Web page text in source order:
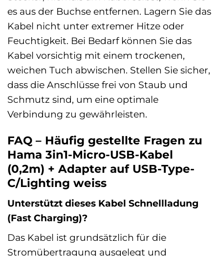
es aus der Buchse entfernen. Lagern Sie das
Kabel nicht unter extremer Hitze oder
Feuchtigkeit. Bei Bedarf können Sie das
Kabel vorsichtig mit einem trockenen,
weichen Tuch abwischen. Stellen Sie sicher,
dass die Anschlüsse frei von Staub und
Schmutz sind, um eine optimale
Verbindung zu gewährleisten.
FAQ – Häufig gestellte Fragen zu
Hama 3in1-Micro-USB-Kabel
(0,2m) + Adapter auf USB-Type-
C/Lighting weiss
Unterstützt dieses Kabel Schnellladung
(Fast Charging)?
Das Kabel ist grundsätzlich für die
Stromübertragung ausgelegt und